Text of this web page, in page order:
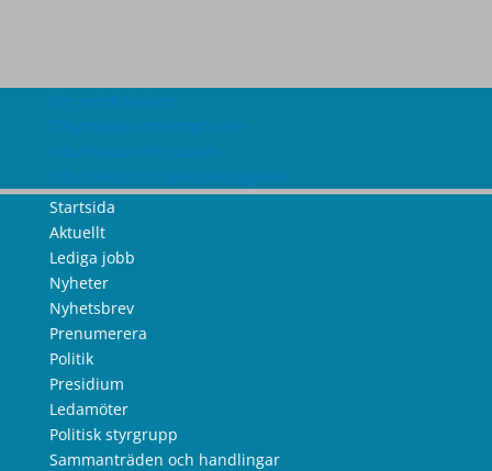
Om webbplatsen
Tillgänglighetsredogörelse
Information om cookies
Information om personuppgifter
Startsida
Aktuellt
Lediga jobb
Nyheter
Nyhetsbrev
Prenumerera
Politik
Presidium
Ledamöter
Politisk styrgrupp
Sammanträden och handlingar